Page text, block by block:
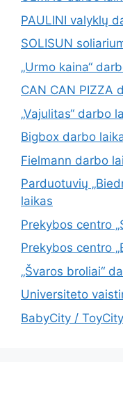
PAULINI valyklų
SOLISUN
„Urmo kaina“
CAN CAN PIZZA
„Vajulitas“ darbo
Bigbox darbo
Fielmann darbo
Parduotuvių
laikas
Prekybos centro
Prekybos centro
„Švaros broliai“
Universiteto
BabyCity /